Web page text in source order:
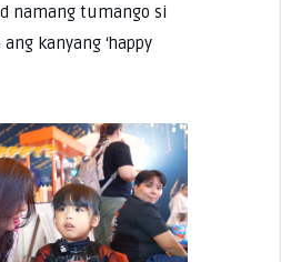
namang tumango si
kanyang ‘happy